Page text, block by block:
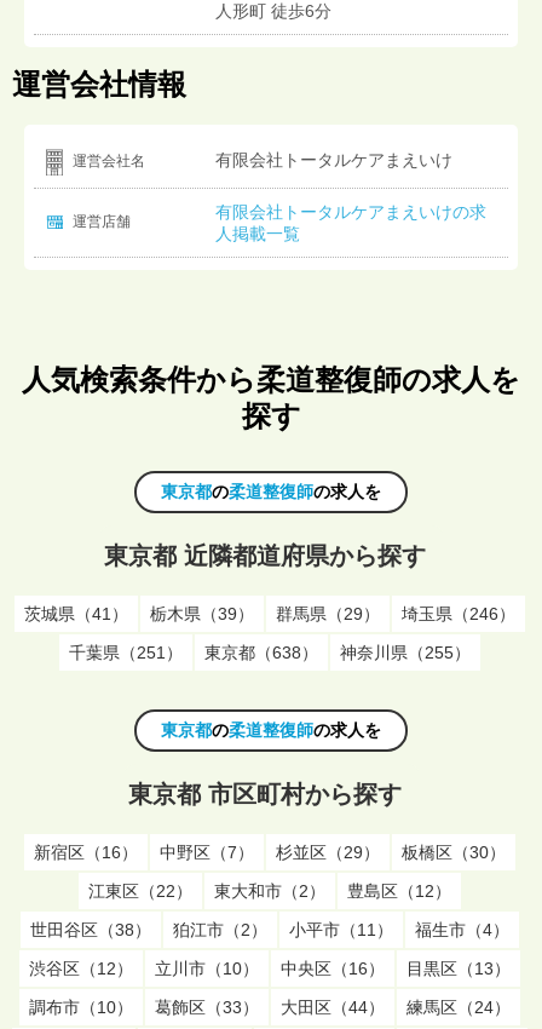
人形町 徒歩6分
運営会社情報
運営会社名 有限会社トータルケアまえいけ
運営店舗
有限会社トータルケアまえいけの求
人掲載一覧
人気検索条件から柔道整復師の求人を
探す
東京都の柔道整復師の求人を
東京都 近隣都道府県から探す
茨城県（41） 栃木県（39） 群馬県（29）
埼玉県（246）
千葉県（251）
東京都（638） 神奈川県（255）
東京都の柔道整復師の求人を
東京都 市区町村から探す
新宿区（16） 中野区（7） 杉並区（29）
板橋区（30）
江東区（22）
東大和市（2）
豊島区（12）
世田谷区（38）
狛江市（2） 小平市（11）
福生市（4）
渋谷区（12）
立川市（10） 中央区（16）
目黒区（13）
調布市（10）
葛飾区（33） 大田区（44）
練馬区（24）